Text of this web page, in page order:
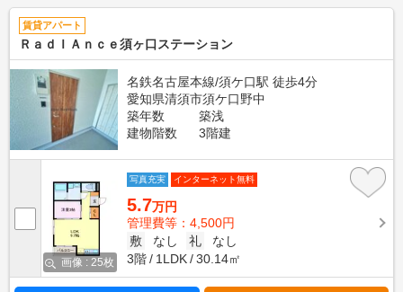
賃貸アパート
ＲａｄＩＡｎｃｅ須ヶ口ステーション
名鉄名古屋本線/須ケ口駅 徒歩4分
愛知県清須市須ケ口野中
築年数
築浅
建物階数
3階建
画像 : 25枚
写真充実 インターネット無料
5.7万円
管理費等：4,500円
敷
なし 礼
なし
3階
1LDK 30.14㎡